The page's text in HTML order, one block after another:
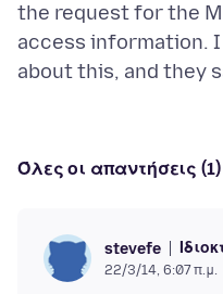
the request for the
access information.
Όλες οι απαντήσεις (1)
stevefe
22/3/14, 6:07 π.μ.